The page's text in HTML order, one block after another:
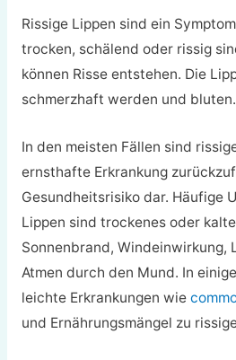
Rissige Lippen sind ein
trocken, schälend oder rissig
können Risse entstehen. Die
schmerzhaft werden und bluten.
In den meisten Fällen sind
ernsthafte Erkrankung
Gesundheitsrisiko dar. Häufige
Lippen sind trockenes oder
Sonnenbrand, Windeinwirkung,
Atmen durch den Mund. In
leichte Erkrankungen wie
und Ernährungsmängel zu